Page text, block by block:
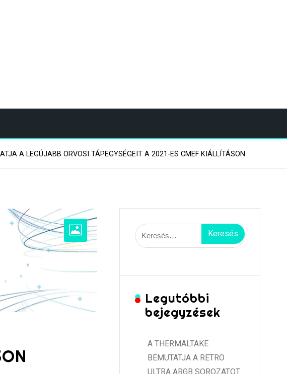
A LEGÚJABB ORVOSI TÁPEGYSÉGEIT A 2021-ES CMEF KIÁLLÍTÁSON
Keresés:
Legutóbbi
bejegyzések
A THERMALTAKE
BEMUTATJA A RETRO
ULTRA ARGB SOROZATOT